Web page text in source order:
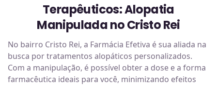
Terapêuticos: Alopatia
Manipulada no Cristo Rei
No bairro Cristo Rei, a Farmácia Efetiva é sua aliada na
busca por tratamentos alopáticos personalizados.
Com a manipulação, é possível obter a dose e a forma
farmacêutica ideais para você, minimizando efeitos